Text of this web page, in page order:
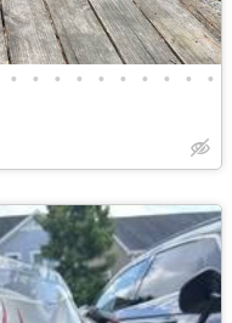
• • • • • • • • • •